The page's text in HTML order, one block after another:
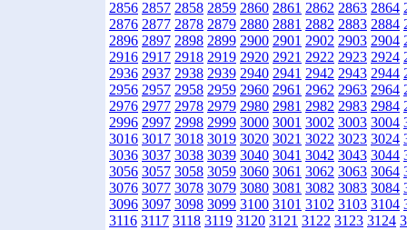
2856 2857 2858 2859 2860 2861 2862 2863 2864
2876 2877 2878 2879 2880 2881 2882 2883 2884
2896 2897 2898 2899 2900 2901 2902 2903 2904
2916 2917 2918 2919 2920 2921 2922 2923 2924
2936 2937 2938 2939 2940 2941 2942 2943 2944
2956 2957 2958 2959 2960 2961 2962 2963 2964
2976 2977 2978 2979 2980 2981 2982 2983 2984
2996 2997 2998 2999 3000 3001 3002 3003 3004
3016 3017 3018 3019 3020 3021 3022 3023 3024
3036 3037 3038 3039 3040 3041 3042 3043 3044
3056 3057 3058 3059 3060 3061 3062 3063 3064
3076 3077 3078 3079 3080 3081 3082 3083 3084
3096 3097 3098 3099 3100 3101 3102 3103 3104
3116 3117 3118 3119 3120 3121 3122 3123 3124